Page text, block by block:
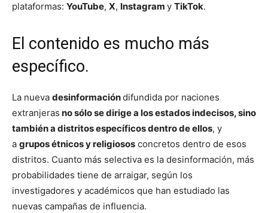
plataformas: YouTube, X, Instagram y TikTok.
El contenido es mucho más
específico.
La nueva desinformacióndifundida por naciones
extranjeras no sólo se dirige a los estados indecisos, sino
también a distritos específicos dentro de ellos, y
a grupos étnicos y religiosos concretos dentro de esos
distritos. Cuanto más selectiva es la desinformación, más
probabilidades tiene de arraigar, según los
investigadores y académicos que han estudiado las
nuevas campañas de influencia.